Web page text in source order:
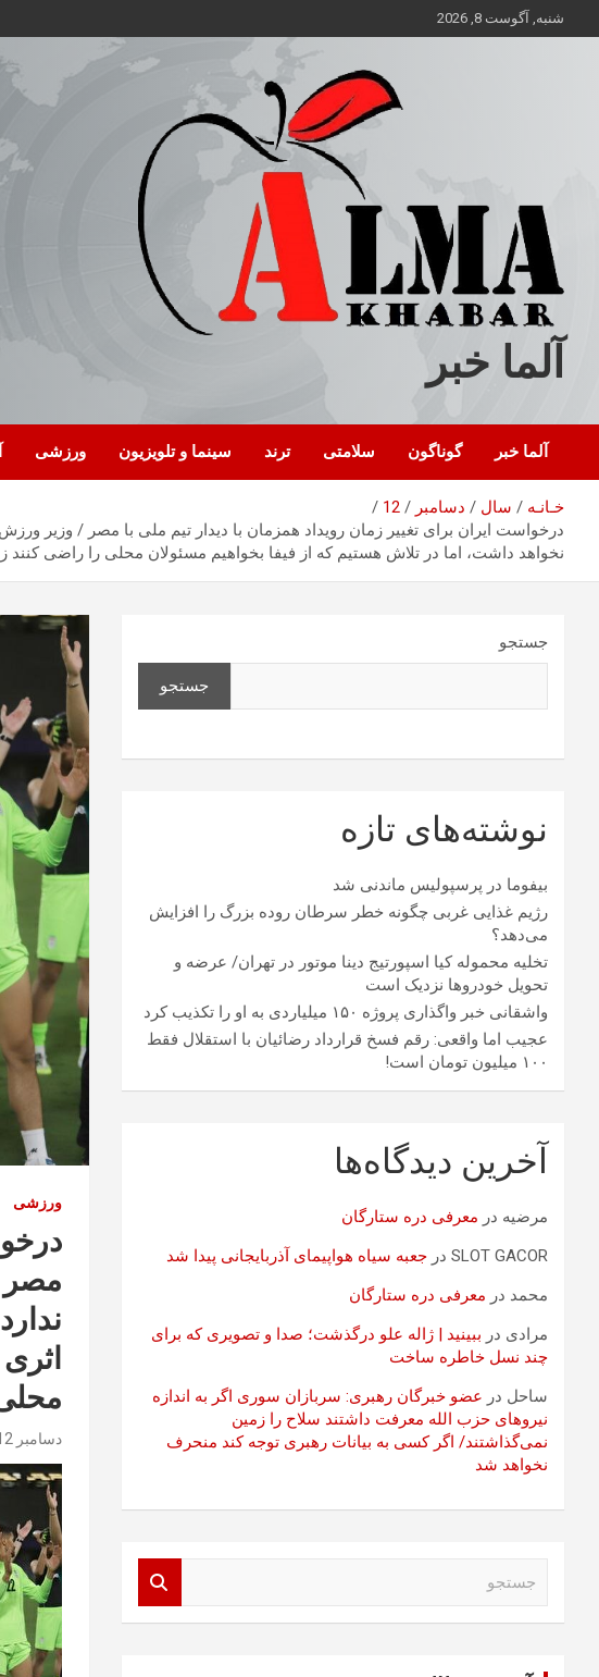
محتوا
شنبه, آگوست 8, 2026
آلما خبر
آلما خبر گوناگون سلامتی ترند سینما و تلویزیون ورزشی
خـانـه سال دسامبر
12
درخواست ایران برای تغییر زمان رویداد همزمان با دیدار تیم ملی با مصر / وزیر
نخواهد داشت، اما در تلاش هستیم که از فیفا بخواهیم مسئولان محلی را راضی کنند
ورزشی
مصر
دسامبر 12, 2025
جستجو
جستجو
نوشته‌های تازه
بیفوما در پرسپولیس ماندنی شد
رژیم غذایی غربی چگونه خطر سرطان روده بزرگ را افزایش
می‌دهد؟
تخلیه محموله کیا اسپورتیج دینا موتور در تهران/ عرضه و
تحویل خودروها نزدیک است
واشقانی خبر واگذاری پروژه ۱۵۰ میلیاردی به او را تکذیب کرد
عجیب اما واقعی: رقم فسخ قرارداد رضائیان با استقلال فقط
۱۰۰ میلیون تومان است!
آخرین دیدگاه‌ها
مرضیه در معرفی دره ستارگان
SLOT GACOR در جعبه سیاه هواپیمای آذربایجانی پیدا شد
محمد در معرفی دره ستارگان
مرادی در ببینید | ژاله علو درگذشت؛ صدا و تصویری که برای
چند نسل خاطره ساخت
ساحل در عضو خبرگان رهبری: سربازان سوری اگر به اندازه
نیروهای حزب الله معرفت داشتند سلاح را زمین
نمی‌گذاشتند/ اگر کسی به بیانات رهبری توجه کند منحرف
نخواهد شد